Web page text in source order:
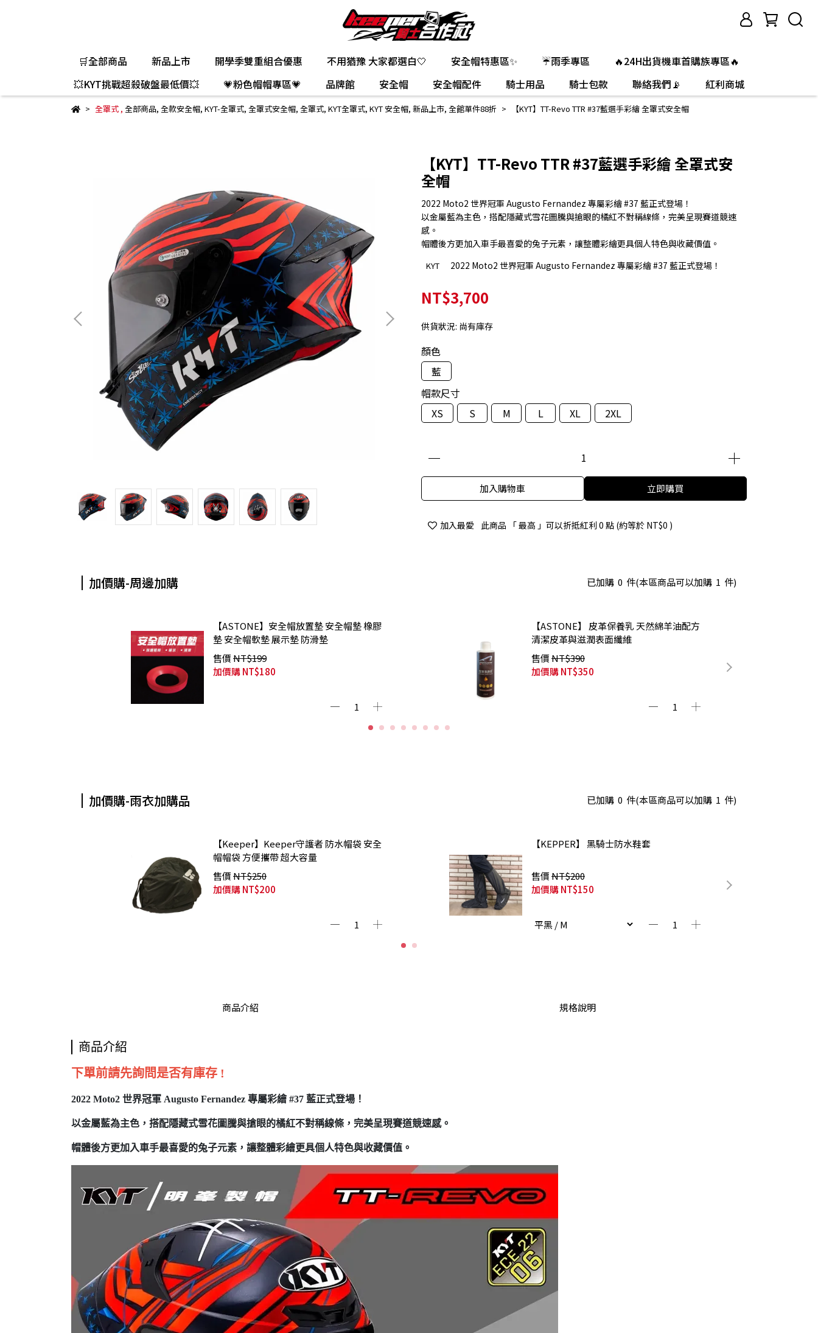
🛒全部商品 新品上市 開學季雙重組合優惠 不用猶豫 大家都選白🤍 安全帽特惠區✨ ☔雨季專區
🔥24H出貨機車首購族專區🔥
💥KYT挑戰超殺破盤最低價💥
💗粉色帽帽專區💗 品牌館 安全帽 安全帽配件 騎士用品 騎士包款 聯絡我們📡 紅利商城
全罩式, 全部商品, 全款安全帽, KYT-全罩式, 全罩式安全帽, 全罩式, KYT全罩式, KYT 安全帽, 新品上市, 全館單件88折 【KYT】TT-Revo TTR #37藍選手彩繪 全罩式安全帽
【KYT】TT-Revo TTR #37藍選手彩繪 全罩式安
全帽
2022 Moto2 世界冠軍 Augusto Fernandez 專屬彩繪 #37 藍正式登場！
以金屬藍為主色，搭配隱藏式雪花圖騰與搶眼的橘紅不對稱線條，完美呈現賽道競速
感。
帽體後方更加入車手最喜愛的兔子元素，讓整體彩繪更具個人特色與收藏價值。
KYT 2022 Moto2 世界冠軍 Augusto Fernandez 專屬彩繪 #37 藍正式登場！
NT$3,700
供貨狀況: 尚有庫存
顏色
藍
帽款尺寸
XS
S M L XL 2XL
加入購物車 立即購買
加入最愛 此商品 「 最高 」可以折抵紅利 0 點 (約等於 NT$0 )
加價購-周邊加購 已加購 0 件(本區商品可以加購 1 件)
【ASTONE】安全帽放置墊 安全帽墊 橡膠
墊 安全帽軟墊 展示墊 防滑墊
售價NT$199
加價購NT$180
【ASTONE】 皮革保養乳 天然綿羊油配方
清潔皮革與滋潤表面纖維
售價NT$390
加價購NT$350
加價購-雨衣加購品 已加購 0 件(本區商品可以加購 1 件)
【Keeper】Keeper守護者 防水帽袋 安全
帽帽袋 方便攜帶 超大容量
售價NT$250
加價購NT$200
【KEPPER】 黑騎士防水鞋套
售價NT$200
加價購NT$150
商品介紹 規格說明
商品介紹
下單前請先詢問是否有庫存 !
2022 Moto2 世界冠軍 Augusto Fernandez 專屬彩繪 #37 藍正式登場！
以金屬藍為主色，搭配隱藏式雪花圖騰與搶眼的橘紅不對稱線條，完美呈現賽道競速感。
帽體後方更加入車手最喜愛的兔子元素，讓整體彩繪更具個人特色與收藏價值。